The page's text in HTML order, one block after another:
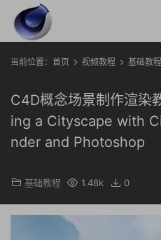
当前位置： 首页 视频教程 基础教程
C4D概念场景制作渲染
ing a Cityscape with
nder and Photoshop
基础教程 1.48k 0